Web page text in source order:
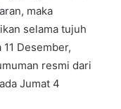
maka
selama tujuh
Desember,
resmi dari
Jumat 4